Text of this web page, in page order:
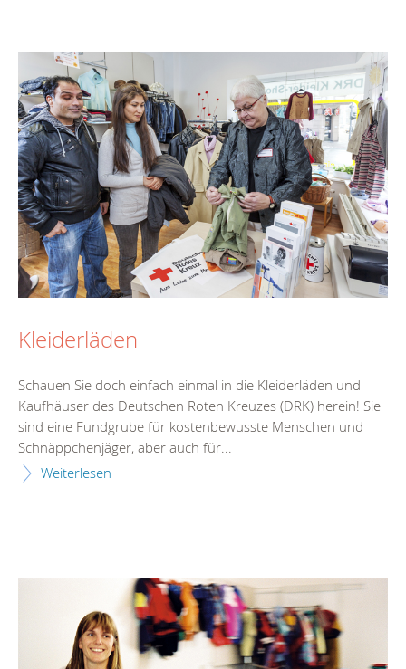
Kleiderläden
Schauen Sie doch einfach einmal in die Kleiderläden und
Kaufhäuser des Deutschen Roten Kreuzes (DRK) herein! Sie
sind eine Fundgrube für kostenbewusste Menschen und
Schnäppchenjäger, aber auch für...
Weiterlesen